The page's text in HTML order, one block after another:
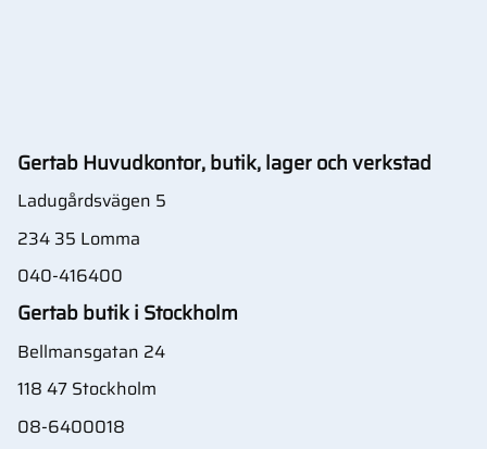
Gertab Huvudkontor, butik, lager och verkstad
Ladugårdsvägen 5
234 35 Lomma
040-416400
Gertab butik i Stockholm
Bellmansgatan 24
118 47 Stockholm
08-6400018